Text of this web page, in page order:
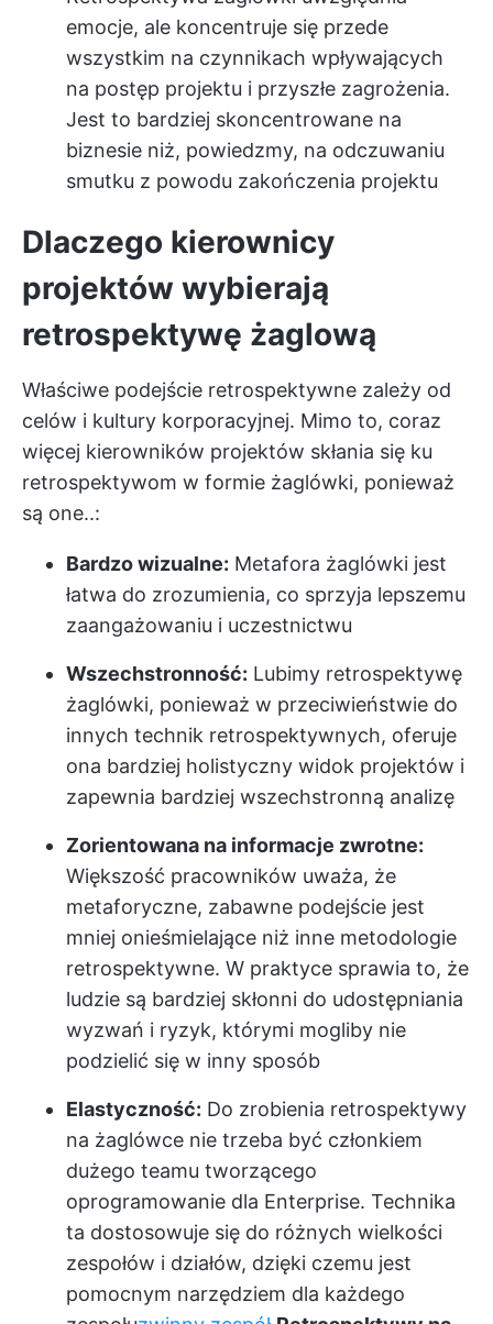
emocje, ale koncentruje się przede
wszystkim na czynnikach wpływających
na postęp projektu i przyszłe zagrożenia.
Jest to bardziej skoncentrowane na
biznesie niż, powiedzmy, na odczuwaniu
smutku z powodu zakończenia projektu
Dlaczego kierownicy
projektów wybierają
retrospektywę żaglową
Właściwe podejście retrospektywne zależy od
celów i kultury korporacyjnej. Mimo to, coraz
więcej kierowników projektów skłania się ku
retrospektywom w formie żaglówki, ponieważ
są one..:
Bardzo wizualne: Metafora żaglówki jest
łatwa do zrozumienia, co sprzyja lepszemu
zaangażowaniu i uczestnictwu
Wszechstronność: Lubimy retrospektywę
żaglówki, ponieważ w przeciwieństwie do
innych technik retrospektywnych, oferuje
ona bardziej holistyczny widok projektów i
zapewnia bardziej wszechstronną analizę
Zorientowana na informacje zwrotne:
Większość pracowników uważa, że
metaforyczne, zabawne podejście jest
mniej onieśmielające niż inne metodologie
retrospektywne. W praktyce sprawia to, że
ludzie są bardziej skłonni do udostępniania
wyzwań i ryzyk, którymi mogliby nie
podzielić się w inny sposób
Elastyczność: Do zrobienia retrospektywy
na żaglówce nie trzeba być członkiem
dużego teamu tworzącego
oprogramowanie dla Enterprise. Technika
ta dostosowuje się do różnych wielkości
zespołów i działów, dzięki czemu jest
pomocnym narzędziem dla każdego